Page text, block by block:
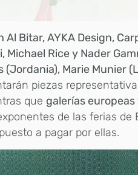
Al Bitar, AYKA Design,
Rice y Nader
Marie Munier
piezas
que galerías europeas
de las ferias de
a pagar por ellas.